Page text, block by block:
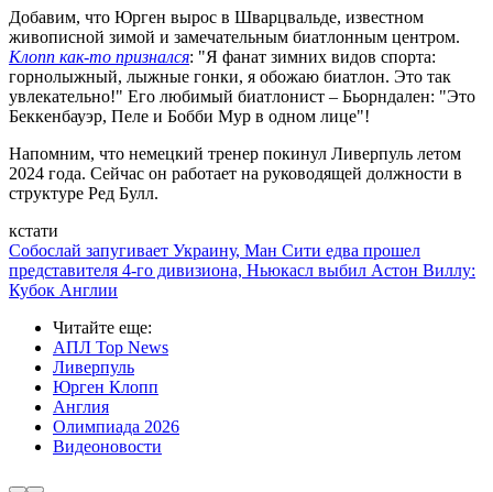
Добавим, что Юрген вырос в Шварцвальде, известном
живописной зимой и замечательным биатлонным центром.
Клопп как-то признался: "Я фанат зимних видов спорта:
горнолыжный, лыжные гонки, я обожаю биатлон. Это так
увлекательно!" Его любимый биатлонист – Бьорндален: "Это
Беккенбауэр, Пеле и Бобби Мур в одном лице"!
Напомним, что немецкий тренер покинул Ливерпуль летом
2024 года. Сейчас он работает на руководящей должности в
структуре Ред Булл.
кстати
Собослай запугивает Украину, Ман Сити едва прошел
представителя 4-го дивизиона, Ньюкасл выбил Астон Виллу:
Кубок Англии
Читайте еще:
АПЛ Top News
Ливерпуль
Юрген Клопп
Англия
Олимпиада 2026
Видеоновости